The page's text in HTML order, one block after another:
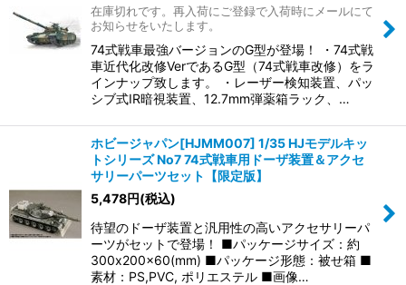
在庫切れです。再入荷にご登録で入荷時にメールにて
お知らせをいたします。
74式戦車最強バージョンのG型が登場！ ・74式戦
車近代化改修VerであるG型（74式戦車改修）をラ
インナップ致します。 ・レーザー検知装置、パッ
シブ式IR暗視装置、12.7mm弾薬箱ラック、…
ホビージャパン[HJMM007] 1/35 HJモデルキッ
トシリーズ No7 74式戦車用ドーザ装置＆アクセ
サリーパーツセット【限定版】
5,478円(税込)
待望のドーザ装置と汎用性の高いアクセサリーパ
ーツがセットで登場！ ■パッケージサイズ：約
300x200x60(mm) ■パッケージ形態：被せ箱 ■
素材：PS,PVC, ポリエステル ■画像…